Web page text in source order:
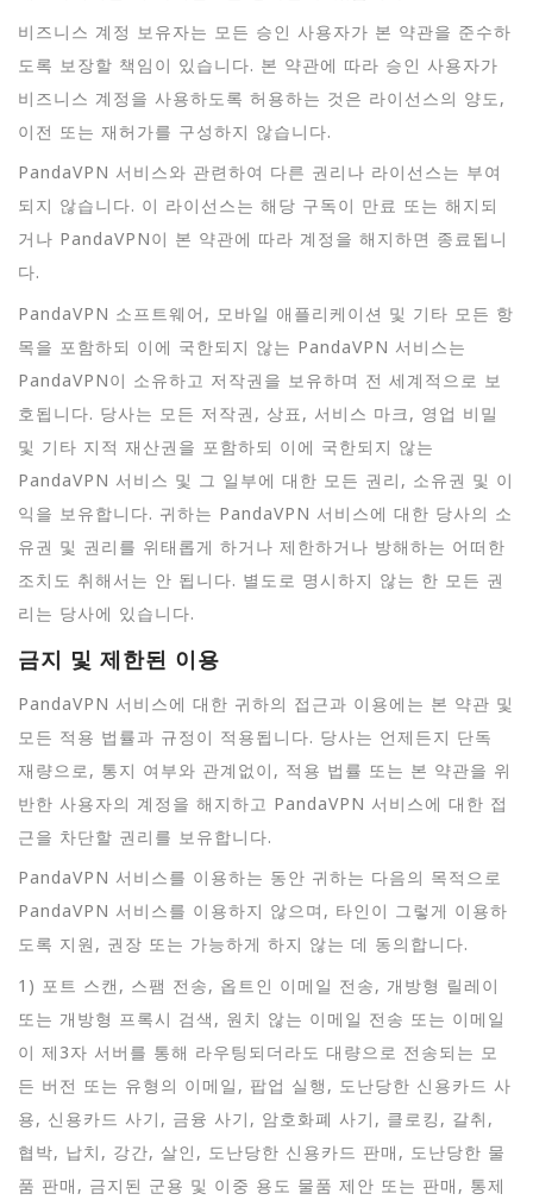
비즈니스 계정 보유자는 모든 승인 사용자가 본 약관을 준수하
도록 보장할 책임이 있습니다. 본 약관에 따라 승인 사용자가
비즈니스 계정을 사용하도록 허용하는 것은 라이선스의 양도,
이전 또는 재허가를 구성하지 않습니다.
PandaVPN 서비스와 관련하여 다른 권리나 라이선스는 부여
되지 않습니다. 이 라이선스는 해당 구독이 만료 또는 해지되
거나 PandaVPN이 본 약관에 따라 계정을 해지하면 종료됩니
다.
PandaVPN 소프트웨어, 모바일 애플리케이션 및 기타 모든 항
목을 포함하되 이에 국한되지 않는 PandaVPN 서비스는
PandaVPN이 소유하고 저작권을 보유하며 전 세계적으로 보
호됩니다. 당사는 모든 저작권, 상표, 서비스 마크, 영업 비밀
및 기타 지적 재산권을 포함하되 이에 국한되지 않는
PandaVPN 서비스 및 그 일부에 대한 모든 권리, 소유권 및 이
익을 보유합니다. 귀하는 PandaVPN 서비스에 대한 당사의 소
유권 및 권리를 위태롭게 하거나 제한하거나 방해하는 어떠한
조치도 취해서는 안 됩니다. 별도로 명시하지 않는 한 모든 권
리는 당사에 있습니다.
금지 및 제한된 이용
PandaVPN 서비스에 대한 귀하의 접근과 이용에는 본 약관 및
모든 적용 법률과 규정이 적용됩니다. 당사는 언제든지 단독
재량으로, 통지 여부와 관계없이, 적용 법률 또는 본 약관을 위
반한 사용자의 계정을 해지하고 PandaVPN 서비스에 대한 접
근을 차단할 권리를 보유합니다.
PandaVPN 서비스를 이용하는 동안 귀하는 다음의 목적으로
PandaVPN 서비스를 이용하지 않으며, 타인이 그렇게 이용하
도록 지원, 권장 또는 가능하게 하지 않는 데 동의합니다.
1) 포트 스캔, 스팸 전송, 옵트인 이메일 전송, 개방형 릴레이
또는 개방형 프록시 검색, 원치 않는 이메일 전송 또는 이메일
이 제3자 서버를 통해 라우팅되더라도 대량으로 전송되는 모
든 버전 또는 유형의 이메일, 팝업 실행, 도난당한 신용카드 사
용, 신용카드 사기, 금융 사기, 암호화폐 사기, 클로킹, 갈취,
협박, 납치, 강간, 살인, 도난당한 신용카드 판매, 도난당한 물
품 판매, 금지된 군용 및 이중 용도 물품 제안 또는 판매, 통제